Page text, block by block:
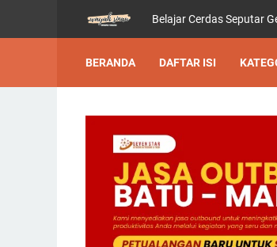
Belajar Cerdas Seputar
BERANDA DAFTAR ISI